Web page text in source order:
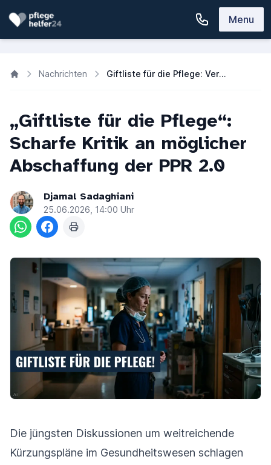
Menu
Nachrichten Giftliste für die Pflege: Verbände warnen vor Abschaffung der PPR 2.0
„Giftliste für die Pflege“:
Scharfe Kritik an möglicher
Abschaffung der PPR 2.0
Djamal Sadaghiani
25.06.2026, 14:00 Uhr
Die jüngsten Diskussionen um weitreichende
Kürzungspläne im Gesundheitswesen schlagen